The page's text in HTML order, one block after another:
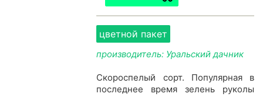
цветной пакет
производитель: Уральский дачник
Скороспелый сорт. Популярная в
последнее время зелень руколы